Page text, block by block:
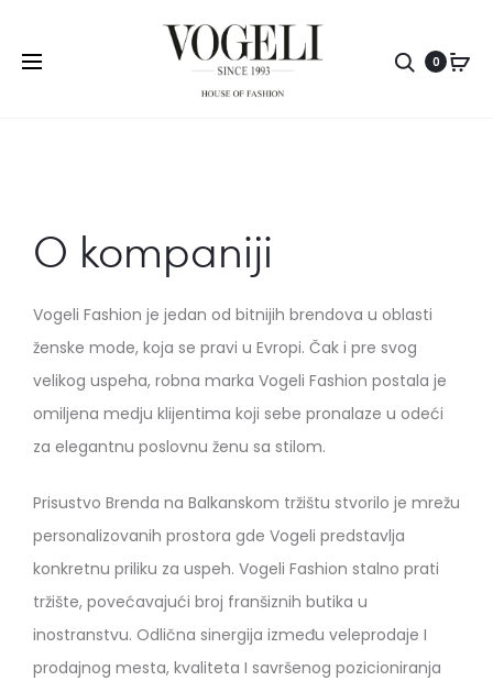
0
O kompaniji
Vogeli Fashion je jedan od bitnijih brendova u oblasti
ženske mode, koja se pravi u Evropi. Čak i pre svog
velikog uspeha, robna marka Vogeli Fashion postala je
omiljena medju klijentima koji sebe pronalaze u odeći
za elegantnu poslovnu ženu sa stilom.
Prisustvo Brenda na Balkanskom tržištu stvorilo je mrežu
personalizovanih prostora gde Vogeli predstavlja
konkretnu priliku za uspeh. Vogeli Fashion stalno prati
tržište, povećavajući broj franšiznih butika u
inostranstvu. Odlična sinergija između veleprodaje I
prodajnog mesta, kvaliteta I savršenog pozicioniranja